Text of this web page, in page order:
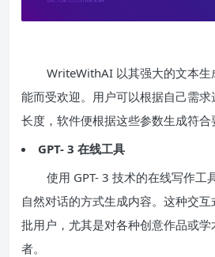
WriteWithAI 以其强大的文本生
能而受欢迎。用户可以根据自己需
长度，软件便根据这些参数生成符合
GPT- 3 在线工具
使用 GPT- 3 技术的在线写作工
自然对话的方式生成内容。这种交
批用户，尤其是对各种创意作品或
者。